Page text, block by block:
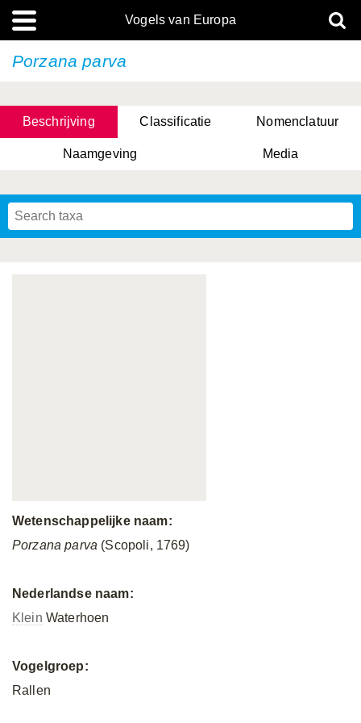
Vogels van Europa
Porzana parva
Beschrijving Classificatie Nomenclatuur
Naamgeving Media
Wetenschappelijke naam:
Porzana parva (Scopoli, 1769)
Nederlandse naam:
Klein Waterhoen
Vogelgroep:
Rallen